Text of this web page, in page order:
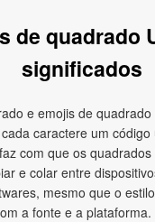
de quadrado
significados
e emojis de
caractere um
com que os
e colar entre
mesmo que o
a fonte e a plataforma.